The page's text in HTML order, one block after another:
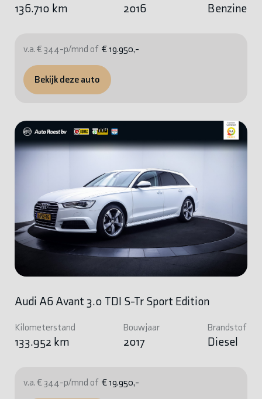
136.710 km 2016 Benzine
v.a. € 344-p/mnd of € 19.950,-
Bekijk deze auto
Audi A6 Avant 3.0 TDI S-Tr Sport Edition
Kilometerstand
133.952 km
Bouwjaar
2017
Brandstof
Diesel
v.a. € 344-p/mnd of € 19.950,-